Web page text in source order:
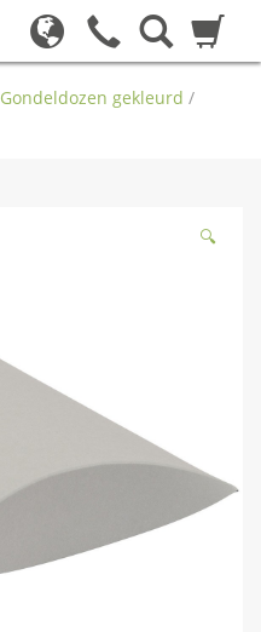
Gondeldozen gekleurd /
🔍